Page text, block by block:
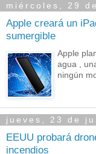
miércoles, 29
Apple creará un
sumergible
Apple
agua ,
ningún
jueves, 23 de
EEUU probará
incendios